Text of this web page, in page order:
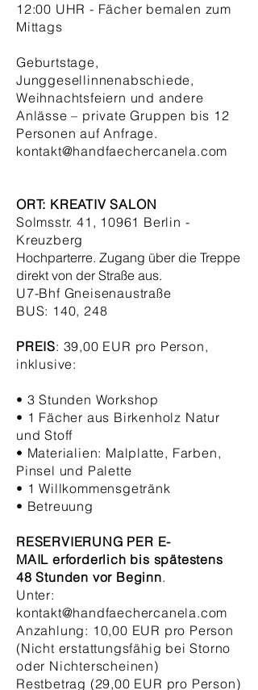
12:00 UHR - Fächer bemalen zum
Mittags
Geburtstage,
Junggesellinnenabschiede,
Weihnachtsfeiern und andere
Anlässe – private Gruppen bis 12
Personen auf Anfrage.
kontakt@handfaechercanela.com
ORT: KREATIV SALON
Solmsstr. 41, 10961 Berlin -
Kreuzberg
Hochparterre. Zugang über die Treppe
direkt von der Straße aus.
U7-Bhf Gneisenaustraße
BUS: 140, 248
PREIS: 39,00 EUR pro Person,
inklusive:
• 3 Stunden Workshop
• 1 Fächer aus Birkenholz Natur
und Stoff
• Materialien: Malplatte, Farben,
Pinsel und Palette
• 1 Willkommensgetränk
• Betreuung
RESERVIERUNG PER E-
MAIL erforderlich bis spätestens
48 Stunden vor Beginn.
Unter:
kontakt@handfaechercanela.com
Anzahlung: 10,00 EUR pro Person
(Nicht erstattungsfähig bei Storno
oder Nichterscheinen)
Restbetrag (29,00 EUR pro Person)